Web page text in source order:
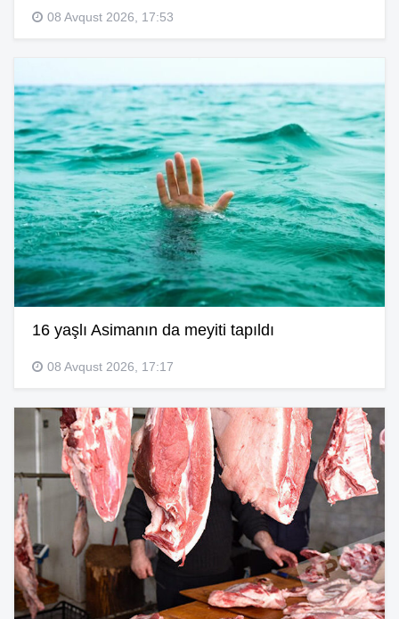
08 Avqust 2026, 17:53
16 yaşlı Asimanın da meyiti tapıldı
08 Avqust 2026, 17:17